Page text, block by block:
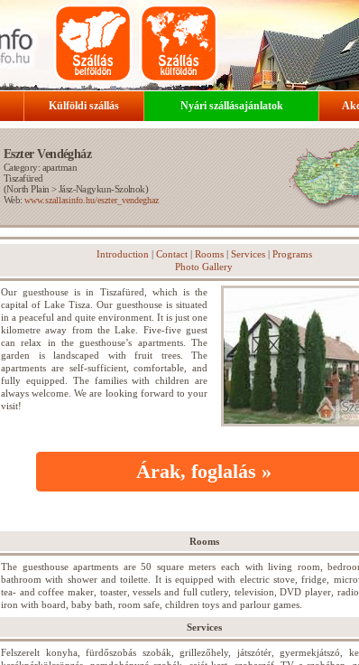
Külföldi szállás Nyári szállásajánlatok
Eszter Vendégház
Category: apartman
Tiszafüred
(North Plain >Jász-Nagykun-Szolnok)
Web:www.szallasinfo.hu/eszter_vendeghaz
Introduction | Contact| Rooms| Services| Programs
Photo Gallery
Our guesthouse is in Tiszafüred, which is the
capital of Lake Tisza. Our guesthouse is situated
in a peaceful and quite environment. It is just one
kilometre away from the Lake. Five-five guest
can relax in the guesthouse’s apartments. The
garden is landscaped with fruit trees. The
apartments are self-sufficient, comfortable, and
fully equipped. The families with children are
always welcome. We are looking forward to your
visit!
Árak, foglalás »
Rooms
The guesthouse apartments are 50 square meters each with living room,
bathroom with shower and toilette. It is equipped with electric stove, fridge,
tea- and coffee maker, toaster, vessels and full cutlery, television, DVD player,
iron with board, baby bath, room safe, children toys and parlour games.
Services
Felszerelt konyha, fürdőszobás szobák, grillezőhely, játszótér, gyermekjátszó,